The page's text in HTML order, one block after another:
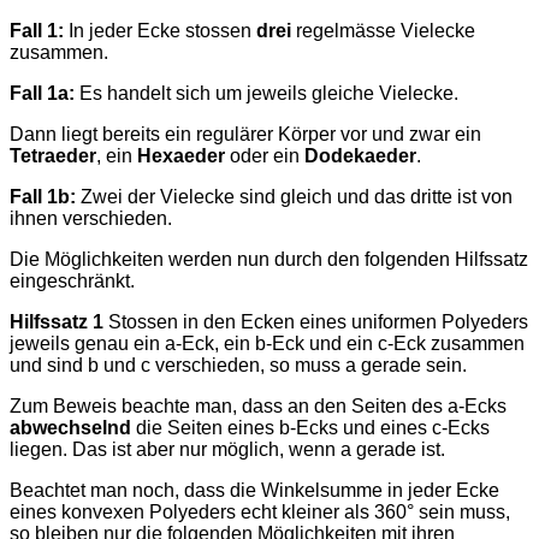
Fall 1: In jeder Ecke stossen drei regelmässe Vielecke
zusammen.
Fall 1a: Es handelt sich um jeweils gleiche Vielecke.
Dann liegt bereits ein regulärer Körper vor und zwar ein
Tetraeder, ein Hexaeder oder ein Dodekaeder.
Fall 1b: Zwei der Vielecke sind gleich und das dritte ist von
ihnen verschieden.
Die Möglichkeiten werden nun durch den folgenden Hilfssatz
eingeschränkt.
Hilfssatz 1 Stossen in den Ecken eines uniformen Polyeders
jeweils genau ein a-Eck, ein b-Eck und ein c-Eck zusammen
und sind b und c verschieden, so muss a gerade sein.
Zum Beweis beachte man, dass an den Seiten des a-Ecks
abwechselnd die Seiten eines b-Ecks und eines c-Ecks
liegen. Das ist aber nur möglich, wenn a gerade ist.
Beachtet man noch, dass die Winkelsumme in jeder Ecke
eines konvexen Polyeders echt kleiner als 360° sein muss,
so bleiben nur die folgenden Möglichkeiten mit ihren